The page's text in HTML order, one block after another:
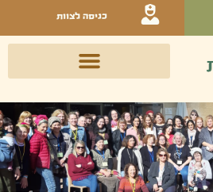
כניסה לצוות